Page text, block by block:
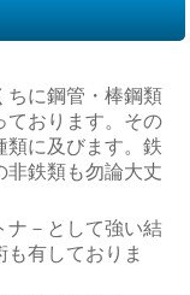
ちに鋼管・棒鋼類
ております。その
類に及びます。鉄
非鉄類も勿論大丈
ナ－として強い結
有しておりま